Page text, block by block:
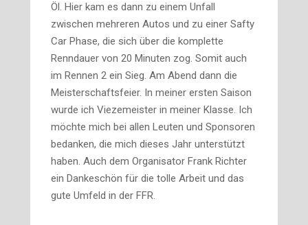
Öl. Hier kam es dann zu einem Unfall
zwischen mehreren Autos und zu einer Safty
Car Phase, die sich über die komplette
Renndauer von 20 Minuten zog. Somit auch
im Rennen 2 ein Sieg. Am Abend dann die
Meisterschaftsfeier. In meiner ersten Saison
wurde ich Viezemeister in meiner Klasse. Ich
möchte mich bei allen Leuten und Sponsoren
bedanken, die mich dieses Jahr unterstützt
haben. Auch dem Organisator Frank Richter
ein Dankeschön für die tolle Arbeit und das
gute Umfeld in der FFR.